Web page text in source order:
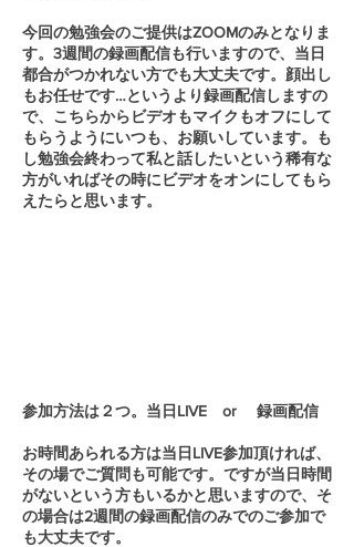
今回の勉強会のご提供はZOOMのみとなりま
す。3週間の録画配信も行いますので、当日
都合がつかれない方でも大丈夫です。​顔出し
もお任せです…というより録画配信しますの
で、こちらからビデオもマイクもオフにして
もらうようにいつも、お願いしています。も
し勉強会終わって私と話したいという稀有な
方がいればその時にビデオをオンにしてもら
えたらと思います。
参加方法は２つ。当日LIVE or 録画配信
お時間あられる方は当日LIVE参加頂ければ、
その場でご質問も可能です。ですが当日時間
がないという方もいるかと思いますので、そ
の場合は2週間の録画配信のみでのご参加で
も大丈夫です。